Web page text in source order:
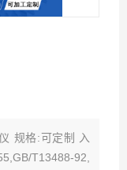
规格:可定制 入
T13488-92,